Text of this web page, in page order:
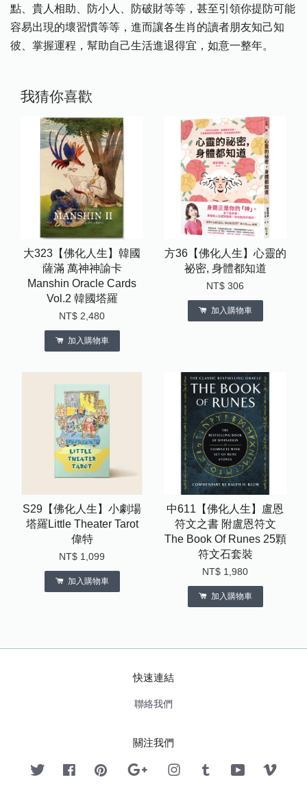
點、貴人相助、防小人、防破財等等，甚至引領你提防可能
容易出現的壞習慣等等，進而讓各生肖的讀者朋友知己知
彼、掌握運程，幫助自己生活進退得宜，如意一整年。
我猜你喜歡
大323【佛化人生】韓國
薩滿 萬神神諭卡
Manshin Oracle Cards
Vol.2 韓國塔羅
NT$ 2,480
加入購物車
方36【佛化人生】心靈的
祕密, 身體都知道
NT$ 306
加入購物車
S29【佛化人生】小劇場
塔羅Little Theater Tarot
偉特
NT$ 1,099
加入購物車
中611【佛化人生】盧恩
符文之書 附盧恩符文
The Book Of Runes 25顆
符文石套裝
NT$ 1,980
加入購物車
快速連結
聯絡我們
關注我們
Twitter FacebookPinterest Google InstagramTumblr YouTube